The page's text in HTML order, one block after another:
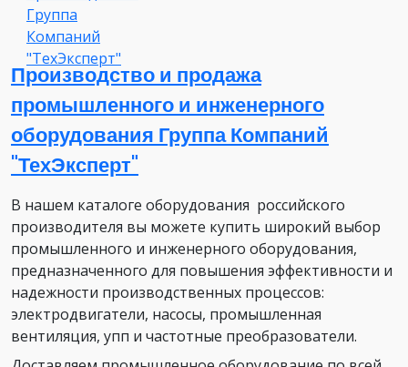
Производство и продажа
промышленного и инженерного
оборудования Группа Компаний
"ТехЭксперт"
В нашем каталоге оборудования российского
производителя вы можете купить широкий выбор
промышленного и инженерного оборудования,
предназначенного для повышения эффективности и
надежности производственных процессов:
электродвигатели, насосы, промышленная
вентиляция, упп и частотные преобразователи.